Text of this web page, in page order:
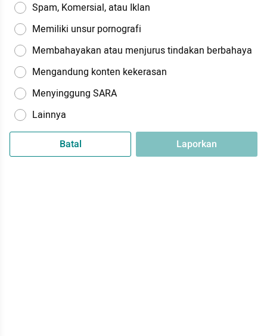
Spam, Komersial, atau Iklan
Memiliki unsur pornografi
Membahayakan atau menjurus tindakan berbahaya
Mengandung konten kekerasan
Menyinggung SARA
Lainnya
Batal Laporkan